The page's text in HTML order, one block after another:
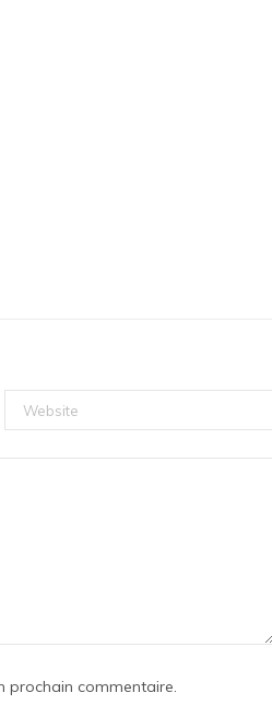
prochain commentaire.